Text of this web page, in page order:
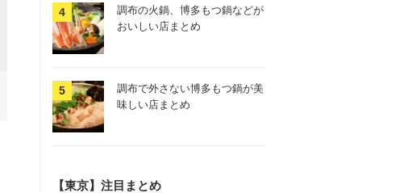
調布の火鍋、博多もつ鍋などが
おいしい店まとめ
調布で外さない博多もつ鍋が美
味しい店まとめ
【東京】注目まとめ